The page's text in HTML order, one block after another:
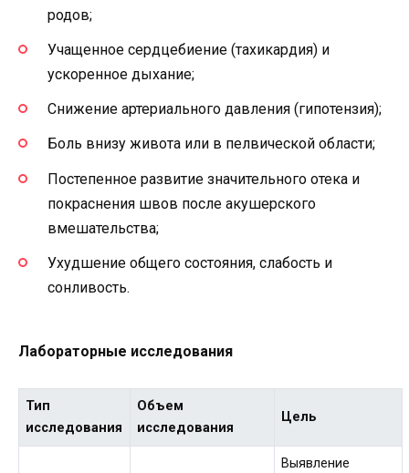
родов;
Учащенное сердцебиение (тахикардия) и
ускоренное дыхание;
Снижение артериального давления (гипотензия);
Боль внизу живота или в пелвической области;
Постепенное развитие значительного отека и
покраснения швов после акушерского
вмешательства;
Ухудшение общего состояния, слабость и
сонливость.
Лабораторные исследования
Тип
исследования
Объем
исследования
Цель
Выявление